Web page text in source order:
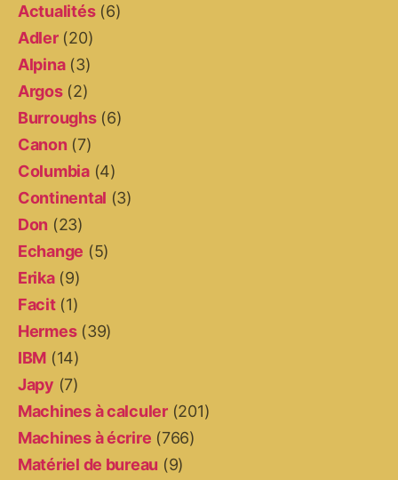
Actualités(6)
Adler(20)
Alpina(3)
Argos(2)
Burroughs(6)
Canon (7)
Columbia(4)
Continental (3)
Don (23)
Echange (5)
Erika(9)
Facit(1)
Hermes(39)
IBM (14)
Japy (7)
Machines à calculer(201)
Machines à écrire (766)
Matériel de bureau (9)